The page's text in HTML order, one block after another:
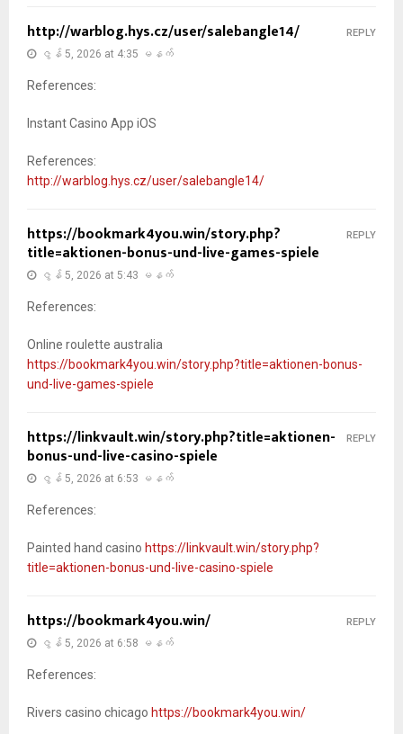
http://warblog.hys.cz/user/salebangle14/
ဇွန် 5, 2026 at 4:35 မနက်
References:
Instant Casino App iOS
References:
http://warblog.hys.cz/user/salebangle14/
REPLY
https://bookmark4you.win/story.php?
title=aktionen-bonus-und-live-games-spiele
ဇွန် 5, 2026 at 5:43 မနက်
References:
Online roulette australia
https://bookmark4you.win/story.php?title=aktionen-bonus-
und-live-games-spiele
REPLY
https://linkvault.win/story.php?title=aktionen-
bonus-und-live-casino-spiele
ဇွန် 5, 2026 at 6:53 မနက်
References:
Painted hand casino https://linkvault.win/story.php?
title=aktionen-bonus-und-live-casino-spiele
REPLY
https://bookmark4you.win/
ဇွန် 5, 2026 at 6:58 မနက်
References:
Rivers casino chicago https://bookmark4you.win/
REPLY